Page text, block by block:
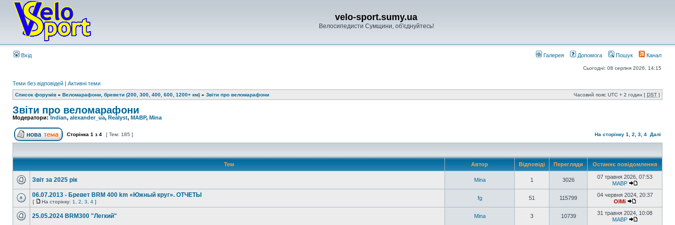
velo-sport.sumy.ua
Велосипедисти Сумщини, об'єднуйтесь!
Вхід Галерея Допомога Пошук Канал
Сьогодні: 08 серпня 2026, 14:15
Теми без відповідей | Активні теми
Список форумів » Веломарафони, бревети (200, 300, 400, 600, 1200+ км) » Звіти про веломарафони Часовий пояс UTC + 2 годин [ DST ]
Звіти про веломарафони
Модератори:Indian, alexander_ua, Realyst, MABP, Mina
Сторінка 1 з 4 [ Тем: 185 ] На сторінку 1 2 3 4 Далі
Тем Автор Відповіді Перегляди Останнє повідомлення
Звіт за 2025 рік Mina 1 3026
07 травня 2026, 07:53
MABP
06.07.2013 - Бревет BRM 400 km «Южный круг». ОТЧЕТЫ
[ На сторінку: 1 2 3 4 ]
fg 51 115799
04 червня 2024, 20:37
OlMi
25.05.2024 BRM300 "Легкий" Mina 3 10739
31 травня 2024, 10:08
MABP